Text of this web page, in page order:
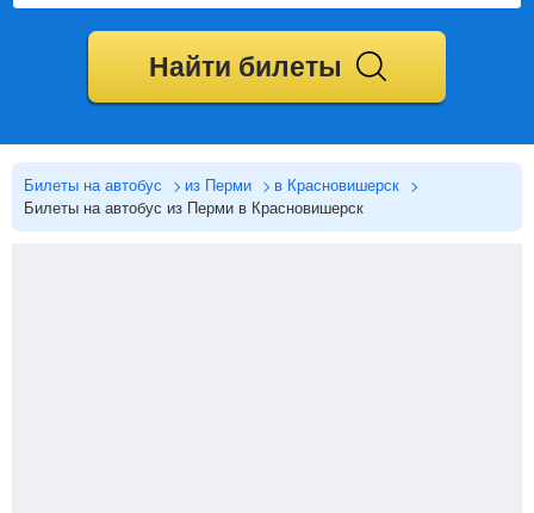
Найти билеты
Билеты на автобус из Перми
в Красновишерск
Билеты на автобус из Перми в Красновишерск